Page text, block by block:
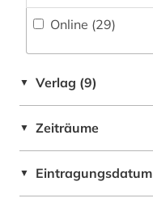
biologie (3)
Europa (5)
Japan (1)
Oesterreich (1)
Online (29)
▼ Verlag (9)
▼ Zeiträume
▼ Eintragungsdatum